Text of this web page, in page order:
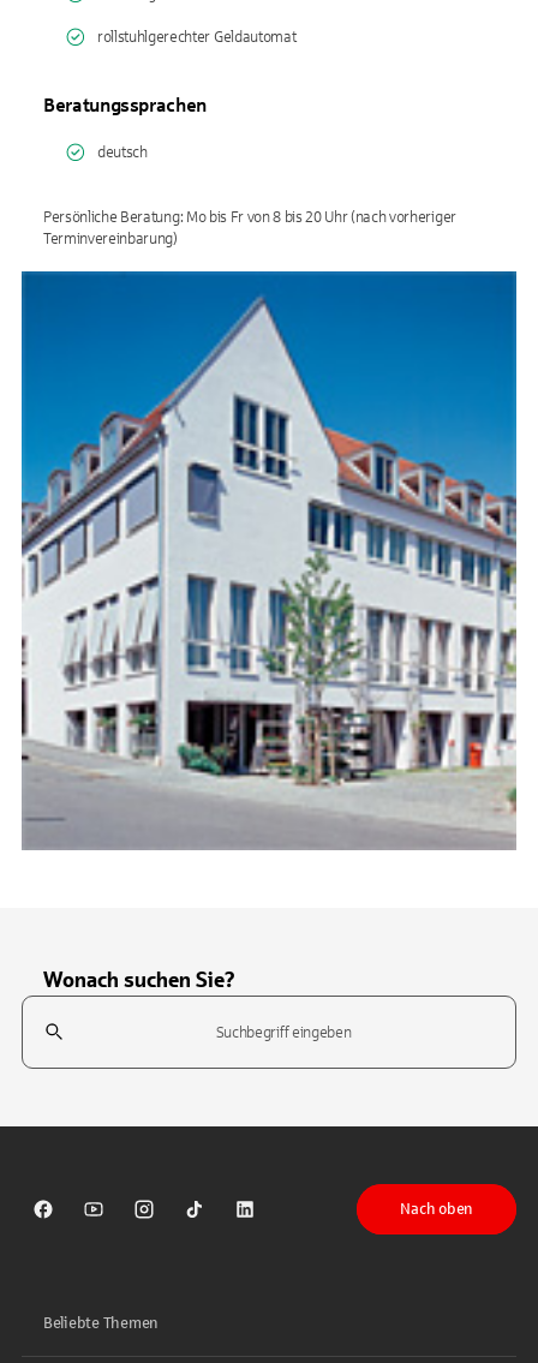
rollstuhlgerechter Geldautomat
Beratungssprachen
deutsch
Persönliche Beratung: Mo bis Fr von 8 bis 20 Uhr (nach vorheriger
Terminvereinbarung)
Wonach suchen Sie?
Suchfeld
Sparkasse auf Facebook
Sparkasse auf Youtube
Sparkasse auf Instagram
Sparkasse auf TikTok
Sparkasse auf LinkedIn
Nach oben
Beliebte Themen